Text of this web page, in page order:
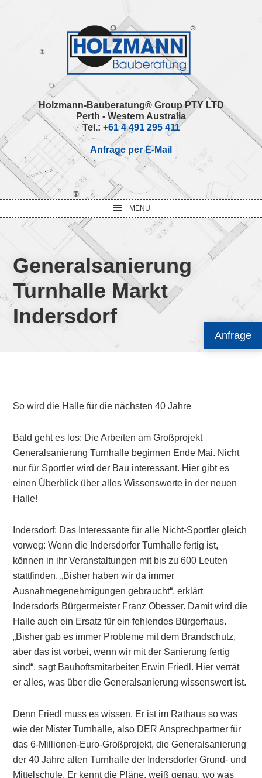
Anfrage
navigation
Holzmann-Bauberatung® Group PTY LTD
Perth - Western Australia
Tel.: +61 4 491 295 411
Anfrage per E-Mail
MENU
Generalsanierung
Turnhalle Markt
Indersdorf
So wird die Halle für die nächsten 40 Jahre
Bald geht es los: Die Arbeiten am Großprojekt
Generalsanierung Turnhalle beginnen Ende Mai. Nicht
nur für Sportler wird der Bau interessant. Hier gibt es
einen Überblick über alles Wissenswerte in der neuen
Halle!
Indersdorf: Das Interessante für alle Nicht-Sportler gleich
vorweg: Wenn die Indersdorfer Turnhalle fertig ist,
können in ihr Veranstaltungen mit bis zu 600 Leuten
stattfinden. „Bisher haben wir da immer
Ausnahmegenehmigungen gebraucht“, erklärt
Indersdorfs Bürgermeister Franz Obesser. Damit wird die
Halle auch ein Ersatz für ein fehlendes Bürgerhaus.
„Bisher gab es immer Probleme mit dem Brandschutz,
aber das ist vorbei, wenn wir mit der Sanierung fertig
sind“, sagt Bauhoftsmitarbeiter Erwin Friedl. Hier verrät
er alles, was über die Generalsanierung wissenswert ist.
Denn Friedl muss es wissen. Er ist im Rathaus so was
wie der Mister Turnhalle, also DER Ansprechpartner für
das 6-Millionen-Euro-Großprojekt, die Generalsanierung
der 40 Jahre alten Turnhalle der Indersdorfer Grund- und
Mittelschule. Er kennt die Pläne, weiß genau, wo was